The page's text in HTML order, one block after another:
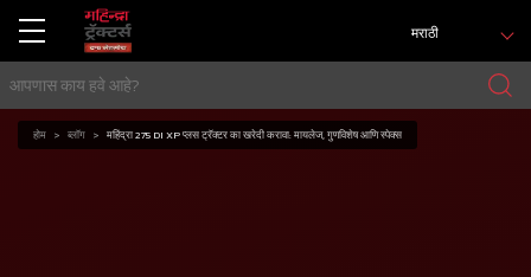
मराठी
होम ब्लॉग महिंद्रा 275 DI XP प्लस ट्रॅक्टर का खरेदी करावा: मायलेज, गुणविशेष आणि स्पेक्स